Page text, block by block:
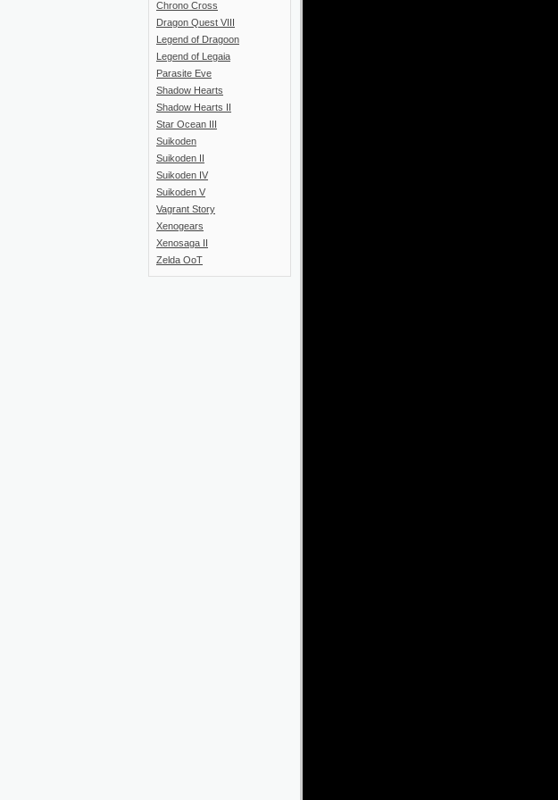
Chrono Cross
Dragon Quest VIII
Legend of Dragoon
Legend of Legaia
Parasite Eve
Shadow Hearts
Shadow Hearts II
Star Ocean III
Suikoden
Suikoden II
Suikoden IV
Suikoden V
Vagrant Story
Xenogears
Xenosaga II
Zelda OoT